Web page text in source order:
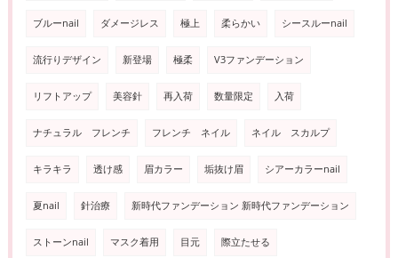
ブルーnail ダメージレス 極上 柔らかい シースルーnail
流行りデザイン 新登場 極柔 V3ファンデーション
リフトアップ 美容針 再入荷 数量限定 入荷
ナチュラル フレンチ フレンチ ネイル ネイル スカルプ
キラキラ 透け感 眉カラー 垢抜け眉 シアーカラーnail
夏nail 針治療 新時代ファンデーション 新時代ファンデーション
ストーンnail マスク着用 目元 際立たせる